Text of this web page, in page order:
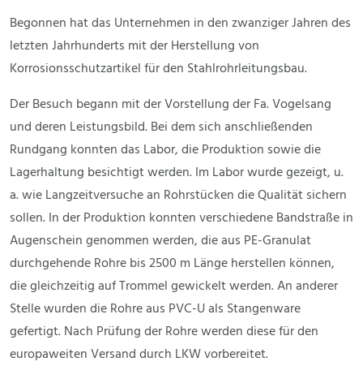
Begonnen hat das Unternehmen in den zwanziger Jahren des
letzten Jahrhunderts mit der Herstellung von
Korrosionsschutzartikel für den Stahlrohrleitungsbau.
Der Besuch begann mit der Vorstellung der Fa. Vogelsang
und deren Leistungsbild. Bei dem sich anschließenden
Rundgang konnten das Labor, die Produktion sowie die
Lagerhaltung besichtigt werden. Im Labor wurde gezeigt, u.
a. wie Langzeitversuche an Rohrstücken die Qualität sichern
sollen. In der Produktion konnten verschiedene Bandstraße in
Augenschein genommen werden, die aus PE-Granulat
durchgehende Rohre bis 2500 m Länge herstellen können,
die gleichzeitig auf Trommel gewickelt werden. An anderer
Stelle wurden die Rohre aus PVC-U als Stangenware
gefertigt. Nach Prüfung der Rohre werden diese für den
europaweiten Versand durch LKW vorbereitet.